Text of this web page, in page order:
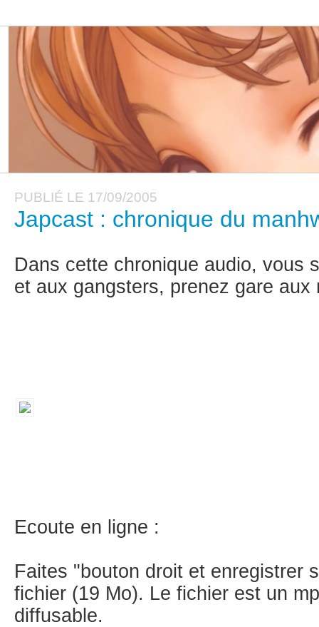
PUBLIÉ LE 17/09/2005
Japcast : chronique du
Dans cette chronique audio, vous
et aux gangsters, prenez gare
Ecoute en ligne :
Faites "bouton droit et enregistrer
fichier (19 Mo). Le fichier est un
diffusable.